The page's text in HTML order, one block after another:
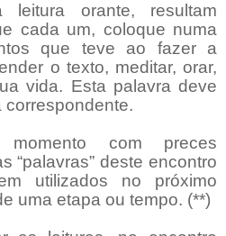
orante, resultam
cada um, coloque numa
que teve ao fazer a
o texto, meditar, orar,
vida. Esta palavra deve
com preces
“palavras” deste encontro
utilizados no próximo
uma etapa ou tempo. (**)